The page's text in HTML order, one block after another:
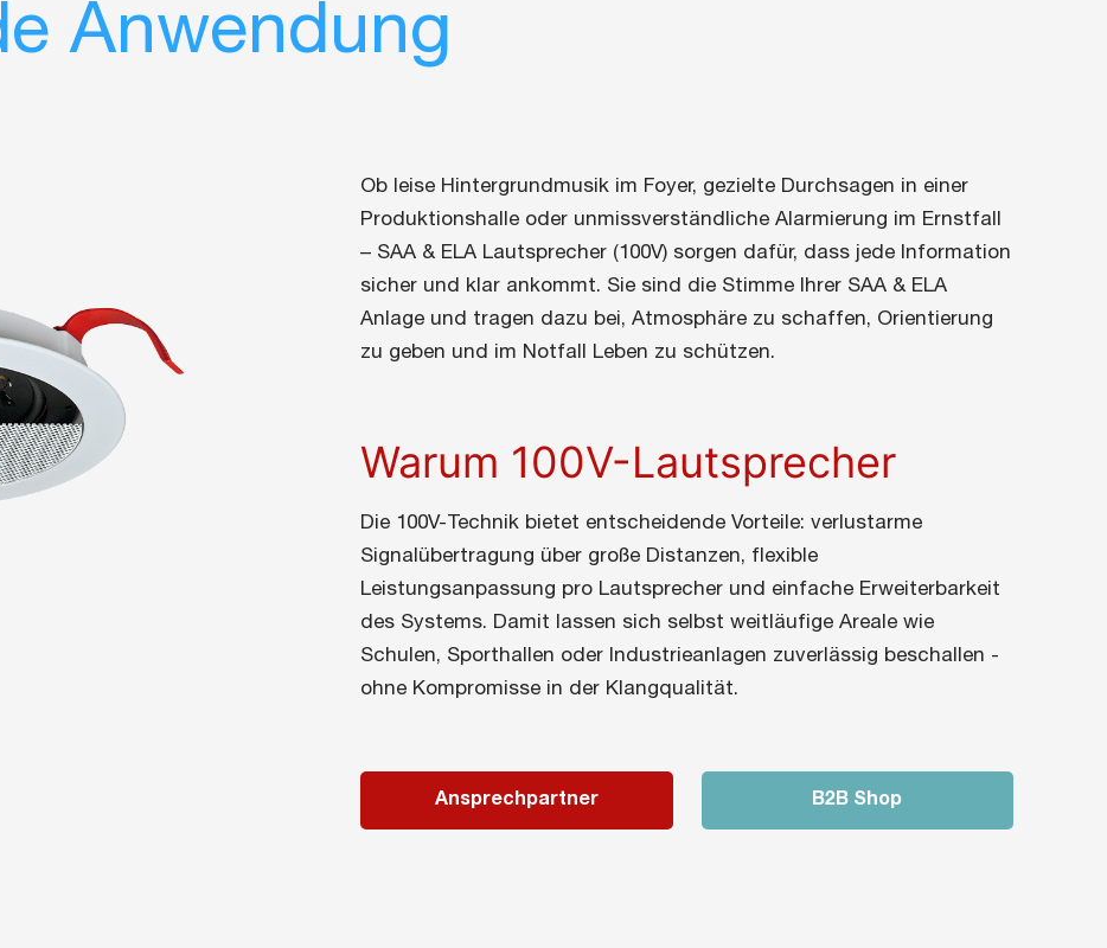
Anwendung
Ob leise Hintergrundmusik im Foyer, gezielte Durchsagen in einer
Produktionshalle oder unmissverständliche Alarmierung im Ernstfall
– SAA & ELA Lautsprecher (100V) sorgen dafür, dass jede Information
sicher und klar ankommt. Sie sind die Stimme Ihrer SAA & ELA
Anlage und tragen dazu bei, Atmosphäre zu schaffen, Orientierung
zu geben und im Notfall Leben zu schützen.
Warum 100V-Lautsprecher
Die 100V-Technik bietet entscheidende Vorteile: verlustarme
Signalübertragung über große Distanzen, flexible
Leistungsanpassung pro Lautsprecher und einfache Erweiterbarkeit
des Systems. Damit lassen sich selbst weitläufige Areale wie
Schulen, Sporthallen oder Industrieanlagen zuverlässig beschallen -
ohne Kompromisse in der Klangqualität.
Ansprechpartner B2B Shop